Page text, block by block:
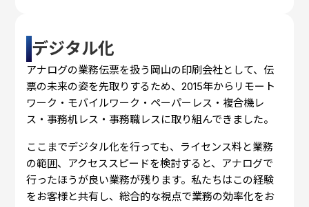
デジタル化
アナログの業務伝票を扱う岡山の印刷会社として、伝
票の未来の姿を先取りするため、2015年からリモート
ワーク・モバイルワーク・ペーパーレス・複合機レ
ス・事務机レス・事務職レスに取り組んできました。
ここまでデジタル化を行っても、ライセンス料と業務
の範囲、アクセススピードを検討すると、アナログで
行ったほうが良い業務が残ります。私たちはこの経験
をお客様と共有し、総合的な視点で業務の効率化をお